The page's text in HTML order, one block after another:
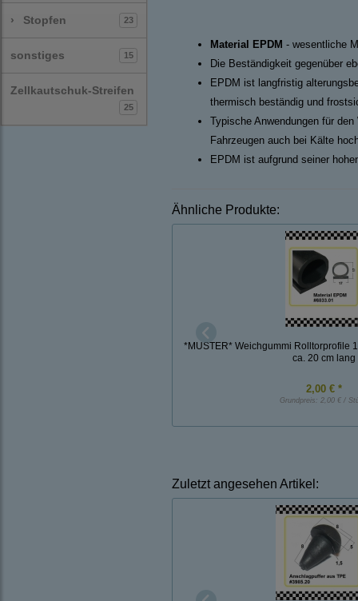
› Stopfen 23
sonstiges 15
Zellkautschuk-Streifen
25
Material EPDM - wesentliche
Die Beständigkeit gegenüber
EPDM ist langfristig
thermisch beständig und
Typische Anwendungen für
Fahrzeugen auch bei Kälte
EPDM ist aufgrund seiner
Ähnliche Produkte:
*MUSTER* Weichgummi Rolltorprofile
ca. 20 cm lang
2,00 € *
Grundpreis: 2,00 € /
Zuletzt angesehen Artikel: